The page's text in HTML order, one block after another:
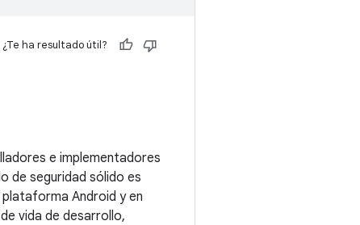
¿Te ha resultado útil?
e implementadores
de seguridad sólido es
Android y en
vida de desarrollo,